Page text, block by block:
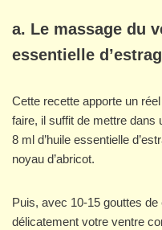
a. Le massage du
essentielle
Cette recette apporte un
faire, il suffit de mettre dans
8 ml d’huile essentielle
noyau d’abricot.
Puis, avec 10-15 gouttes
délicatement votre ventre